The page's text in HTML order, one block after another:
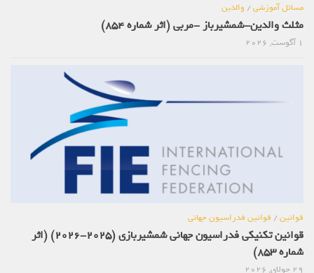
مسائل آموزشی/ والدین
مثلث والدین-شمشیرباز -مربی (اثر شماره 854)
1 آگوست, 2026
قوانین/ قوانین فدراسیون جهانی
قوانین تکنیکی فدراسیون جهانی شمشیربازی (2025-2026) (اثر
شماره 853)
29 جولای, 2026